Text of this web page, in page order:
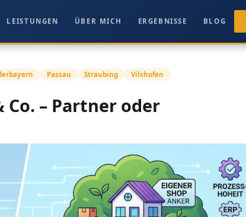
LEISTUNGEN ÜBER MICH ERGEBNISSE BLOG
Passau Straubing Vilshofen
Co. – Partner oder